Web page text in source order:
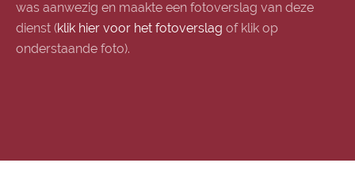
was aanwezig en maakte een fotoverslag van deze
dienst (klik hier voor het fotoverslag of klik op
onderstaande foto).